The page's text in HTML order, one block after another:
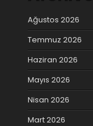
Ağustos 2026
Temmuz 2026
Haziran 2026
Mayıs 2026
Nisan 2026
Mart 2026